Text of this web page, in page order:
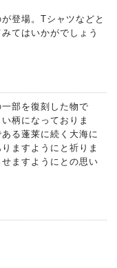
登場。Tシャツなどと
てはいかがでしょう
部を復刻した物で
柄になっておりま
る蓬莱に続く大海に
ますようにと祈りま
ますようにとの思い